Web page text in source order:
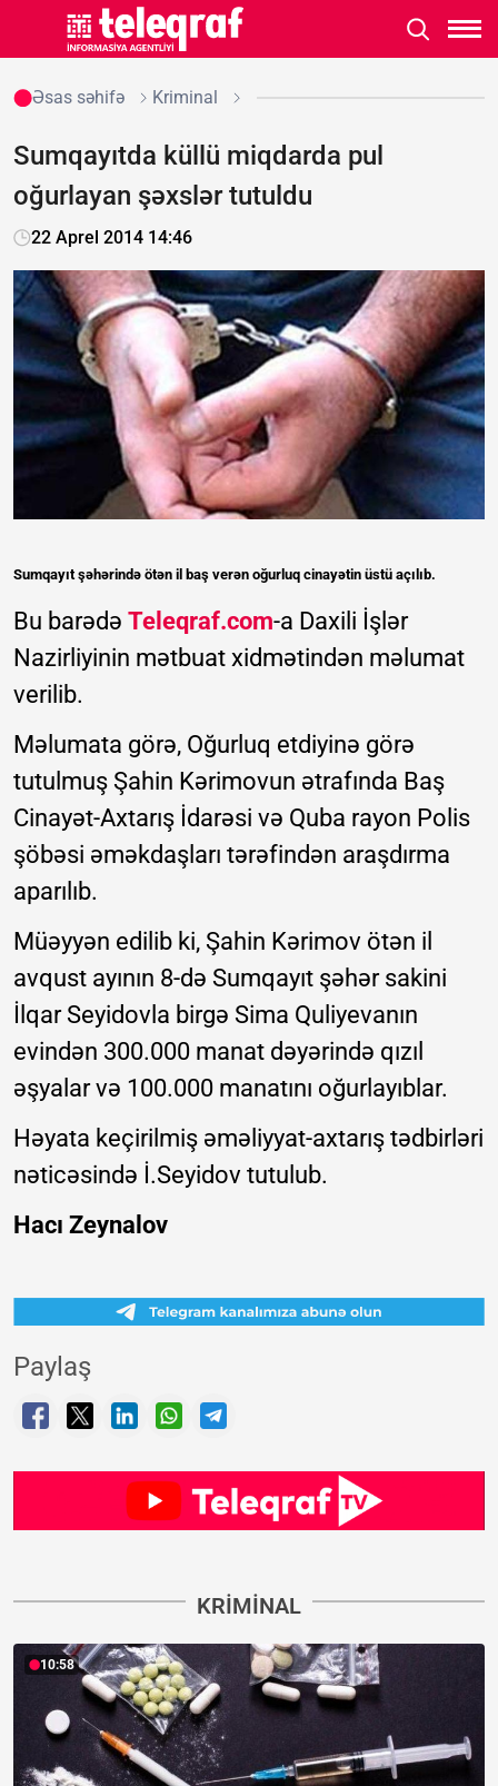
Əsas səhifə Kriminal
Sumqayıtda küllü miqdarda pul
oğurlayan şəxslər tutuldu
22 Aprel 2014 14:46
Sumqayıt şəhərində ötən il baş verən oğurluq cinayətin üstü açılıb.
Bu barədə Teleqraf.com-a Daxili İşlər
Nazirliyinin mətbuat xidmətindən məlumat
verilib.
Məlumata görə, Oğurluq etdiyinə görə
tutulmuş Şahin Kərimovun ətrafında Baş
Cinayət-Axtarış İdarəsi və Quba rayon Polis
şöbəsi əməkdaşları tərəfindən araşdırma
aparılıb.
Müəyyən edilib ki, Şahin Kərimov ötən il
avqust ayının 8-də Sumqayıt şəhər sakini
İlqar Seyidovla birgə Sima Quliyevanın
evindən 300.000 manat dəyərində qızıl
əşyalar və 100.000 manatını oğurlayıblar.
Həyata keçirilmiş əməliyyat-axtarış tədbirləri
nəticəsində İ.Seyidov tutulub.
Hacı Zeynalov
Paylaş
KRIMINAL
10:58